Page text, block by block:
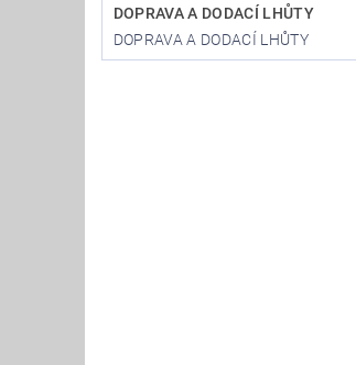
DOPRAVA A DODACÍ LHŮTY
DOPRAVA A DODACÍ LHŮTY